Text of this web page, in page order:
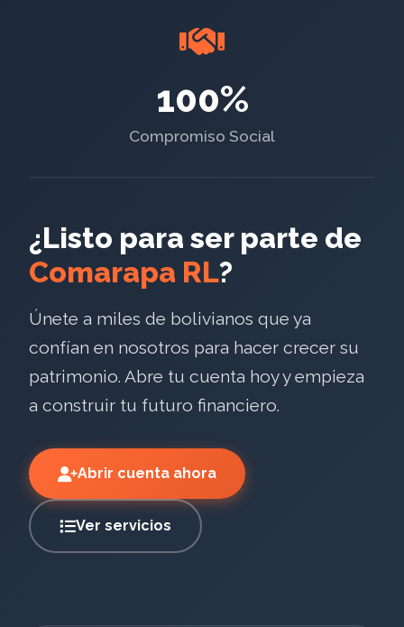
100%
Compromiso Social
¿Listo para ser parte de
Comarapa RL?
Únete a miles de bolivianos que ya
confían en nosotros para hacer crecer su
patrimonio. Abre tu cuenta hoy y empieza
a construir tu futuro financiero.
Abrir cuenta ahora
Ver servicios